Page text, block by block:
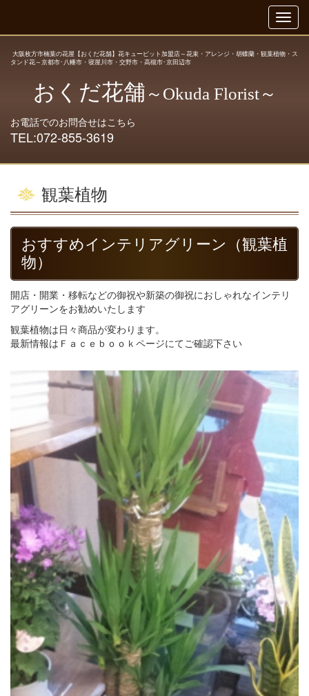
大阪枚方市楠葉の花屋【おくだ花舗】花キューピット加盟店～花束・アレンジ・胡蝶蘭・観葉植物・ス
タンド花～京都市･八幡市・寝屋川市・交野市・高槻市･京田辺市
おくだ花舗 ～Okuda Florist～
お電話でのお問合せはこちら
TEL:072-855-3619
観葉植物
おすすめインテリアグリーン（観葉植
物）
開店・開業・移転などの御祝や新築の御祝におしゃれなインテリ
アグリーンをお勧めいたします
観葉植物は日々商品が変わります。
最新情報はＦａｃｅｂｏｏｋページにてご確認下さい